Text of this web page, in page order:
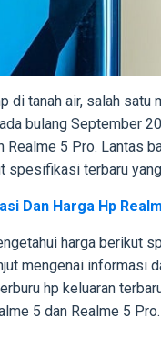
di tanah air, salah
bulang September
Realme 5 Pro. Lantas
spesifikasi terbaru
Dan Harga Hp
harga berikut
mengenai informasi
hp keluaran
5 dan Realme 5 Pro.